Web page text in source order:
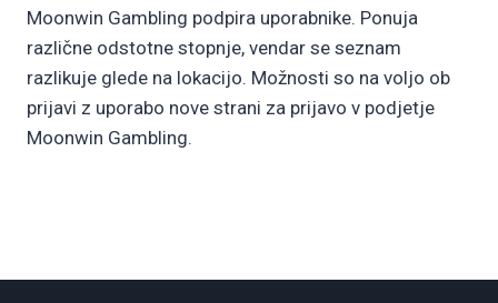
Moonwin Gambling podpira uporabnike. Ponuja
različne odstotne stopnje, vendar se seznam
razlikuje glede na lokacijo. Možnosti so na voljo ob
prijavi z uporabo nove strani za prijavo v podjetje
Moonwin Gambling.